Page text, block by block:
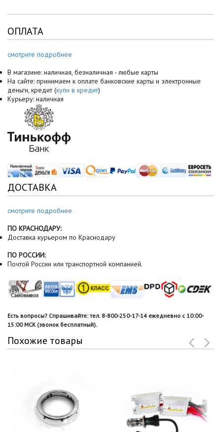
ОПЛАТА
смотрите подробнее
В магазине: наличная, безналичная - любые карты
На сайте: принимаем к оплате банковские карты и электронные
деньги, кредит (купи в кредит)
Курьеру: наличная
ДОСТАВКА
смотрите подробнее
ПО КРАСНОДАРУ:
Доставка курьером по Краснодару
ПО РОССИИ:
Почтой России или транспортной компанией.
Есть вопросы? Спрашивайте: тел. 8-800-250-17-14 ежедневно с 10:00-
15:00 МСК (звонок бесплатный).
Похожие товары